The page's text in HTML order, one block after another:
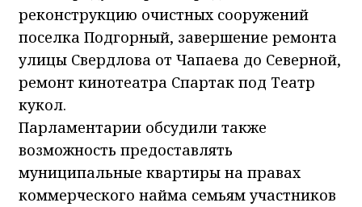
реконструкцию очистных сооружений
поселка Подгорный, завершение ремонта
улицы Свердлова от Чапаева до Северной,
ремонт кинотеатра Спартак под Театр
кукол.
Парламентарии обсудили также
возможность предоставлять
муниципальные квартиры на правах
коммерческого найма семьям участников